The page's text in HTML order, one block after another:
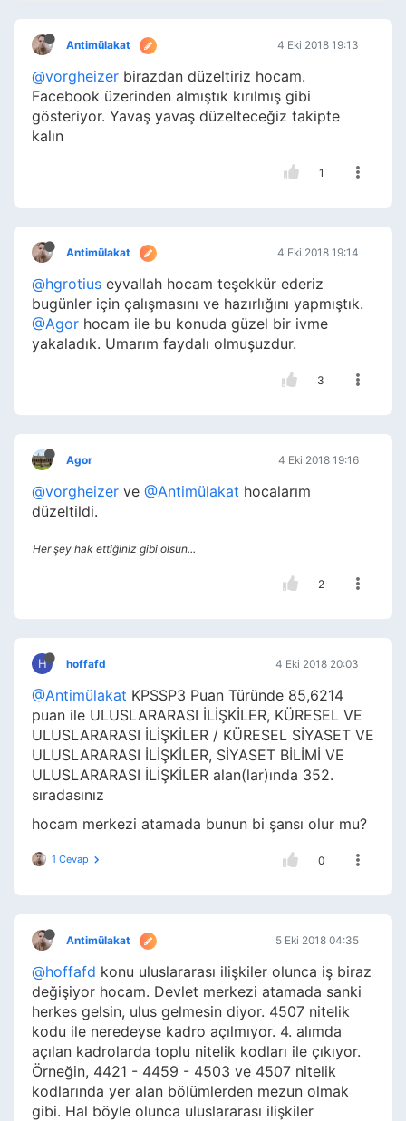
Antimülakat 4 Eki 2018 19:13
@vorgheizer birazdan düzeltiriz hocam.
Facebook üzerinden almıştık kırılmış gibi
gösteriyor. Yavaş yavaş düzelteceğiz takipte
kalın
1
Antimülakat 4 Eki 2018 19:14
@hgrotius eyvallah hocam teşekkür ederiz
bugünler için çalışmasını ve hazırlığını yapmıştık.
@Agor hocam ile bu konuda güzel bir ivme
yakaladık. Umarım faydalı olmuşuzdur.
3
Agor 4 Eki 2018 19:16
@vorgheizer ve @Antimülakat hocalarım
düzeltildi.
Her şey hak ettiğiniz gibi olsun...
2
H hoffafd 4 Eki 2018 20:03
@Antimülakat KPSSP3 Puan Türünde 85,6214
puan ile ULUSLARARASI İLİŞKİLER, KÜRESEL VE
ULUSLARARASI İLİŞKİLER / KÜRESEL SİYASET VE
ULUSLARARASI İLİŞKİLER, SİYASET BİLİMİ VE
ULUSLARARASI İLİŞKİLER alan(lar)ında 352.
sıradasınız
hocam merkezi atamada bunun bi şansı olur mu?
1 Cevap 0
Antimülakat 5 Eki 2018 04:35
@hoffafd konu uluslararası ilişkiler olunca iş biraz
değişiyor hocam. Devlet merkezi atamada sanki
herkes gelsin, ulus gelmesin diyor. 4507 nitelik
kodu ile neredeyse kadro açılmıyor. 4. alımda
açılan kadrolarda toplu nitelik kodları ile çıkıyor.
Örneğin, 4421 - 4459 - 4503 ve 4507 nitelik
kodlarında yer alan bölümlerden mezun olmak
gibi. Hal böyle olunca uluslararası ilişkiler